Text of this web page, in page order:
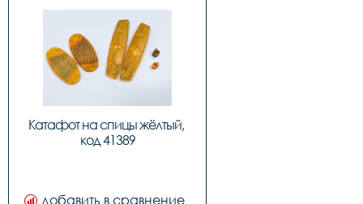
Катафот на спицы жёлтый,
код 41389
добавить в сравнение